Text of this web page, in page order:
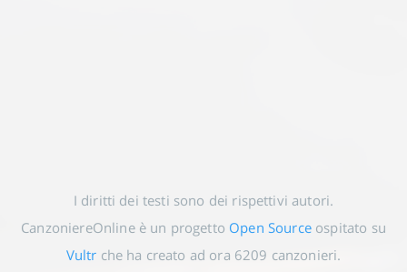
I diritti dei testi sono dei rispettivi autori.
CanzoniereOnline è un progetto Open Sourceospitato su
Vultr che ha creato ad ora 6209 canzonieri.